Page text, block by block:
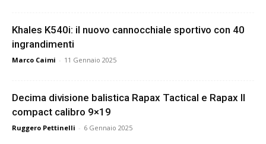
Khales K540i: il nuovo cannocchiale sportivo con 40
ingrandimenti
Marco Caimi - 11 Gennaio 2025
Decima divisione balistica Rapax Tactical e Rapax II
compact calibro 9×19
Ruggero Pettinelli - 6 Gennaio 2025